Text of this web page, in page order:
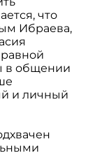
что
Ибраева,
в общении
и личный